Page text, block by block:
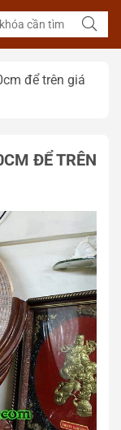
để trên giá
ĐỂ TRÊN